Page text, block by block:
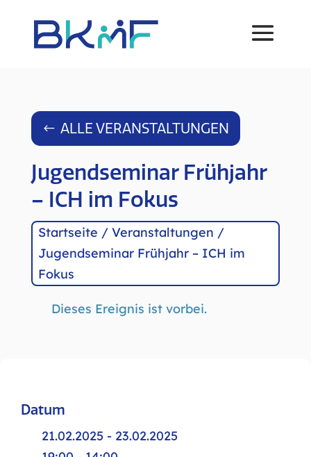
ALLE VERANSTALTUNGEN
Jugendseminar Frühjahr
– ICH im Fokus
Startseite / Veranstaltungen /
Jugendseminar Frühjahr – ICH im
Fokus
Dieses Ereignis ist vorbei.
Datum
21.02.2025 - 23.02.2025